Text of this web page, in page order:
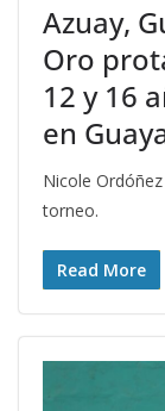
Azuay,
Oro
12 y 16
en
Nicole
torneo.
Read More